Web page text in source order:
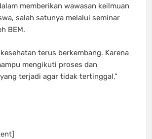
memberikan wawasan keilmuan
salah satunya melalui seminar
BEM.
terus berkembang. Karena
mengikuti proses dan
terjadi agar tidak tertinggal,”